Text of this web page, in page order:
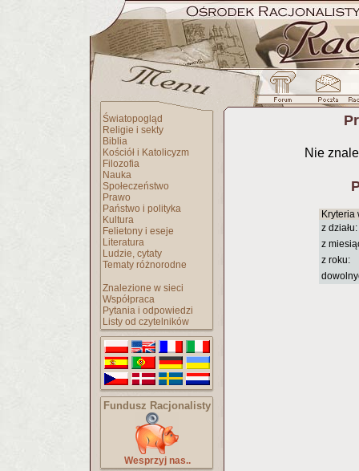
Światopogląd
Religie i sekty
Biblia
Kościół i Katolicyzm
Filozofia
Nauka
Społeczeństwo
Prawo
Państwo i polityka
Kultura
Felietony i eseje
Literatura
Ludzie, cytaty
Tematy różnorodne
Znalezione w sieci
Współpraca
Pytania i odpowiedzi
Listy od czytelników
Fundusz Racjonalisty
Wesprzyj nas..
Nie
Kryteria
z działu:
z
z roku: